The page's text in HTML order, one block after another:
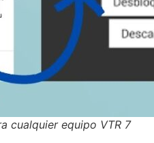
cualquier equipo VTR 7